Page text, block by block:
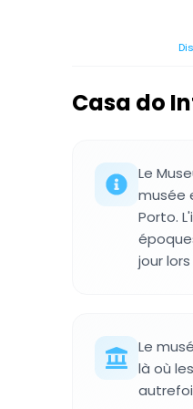
Casa do
Le
musée
Porto.
jour
Le
là où